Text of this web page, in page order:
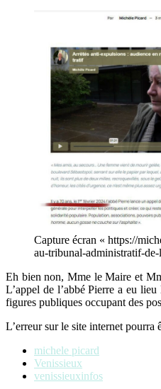
Capture écran « https://
au-tribunal-administratif-
Eh bien non, Mme le Maire et
L’appel de l’abbé Pierre a eu lieu
figures publiques occupant des
L’erreur sur le site internet
michele picard
Venissieux
venissieuxinfos